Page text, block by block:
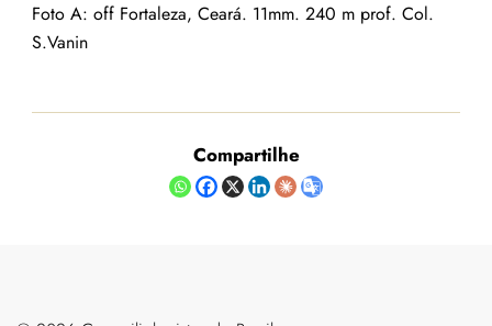
Foto A: off Fortaleza, Ceará. 11mm. 240 m prof. Col.
S.Vanin
Compartilhe